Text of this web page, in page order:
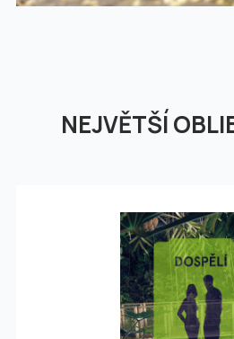
NEJVĚTŠÍ